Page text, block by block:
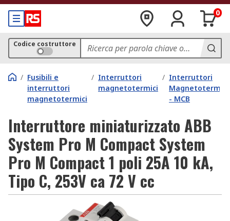
0
Codice costruttore
/ Fusibili e
interruttori
magnetotermici
/ Interruttori
magnetotermici
/ Interruttori
Magnetotermici
- MCB
Interruttore miniaturizzato ABB
System Pro M Compact System
Pro M Compact 1 poli 25A 10 kA,
Tipo C, 253V ca 72 V cc